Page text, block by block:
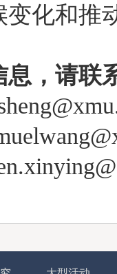
变化和推
，请联